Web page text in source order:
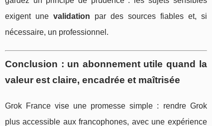
exigent une validation par des sources fiables et, si
nécessaire, un professionnel.
Conclusion : un abonnement utile quand la
valeur est claire, encadrée et maîtrisée
Grok France vise une promesse simple : rendre Grok
plus accessible aux francophones, avec une expérience